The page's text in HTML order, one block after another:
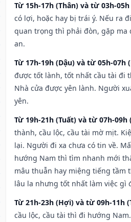
Từ 15h-17h (Thân) và từ 03h-05h
có lợi, hoặc hay bị trái ý. Nếu ra
quan trọng thì phải đòn, gặp ma
an.
Từ 17h-19h (Dậu) và từ 05h-07h
được tốt lành, tốt nhất cầu tài đi
Nhà cửa được yên lành. Người
yên.
Từ 19h-21h (Tuất) và từ 07h-09h
thành, cầu lộc, cầu tài mờ mịt.
lại. Người đi xa chưa có tin về.
hướng Nam thì tìm nhanh mới
mâu thuẫn hay miệng tiếng tầm
lâu la nhưng tốt nhất làm việc gì
Từ 21h-23h (Hợi) và từ 09h-11h
cầu lộc, cầu tài thì đi hướng